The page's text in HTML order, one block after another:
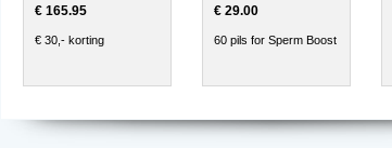
€ 165.95
€ 30,- korting
€ 29.00
60 pils for Sperm Boost